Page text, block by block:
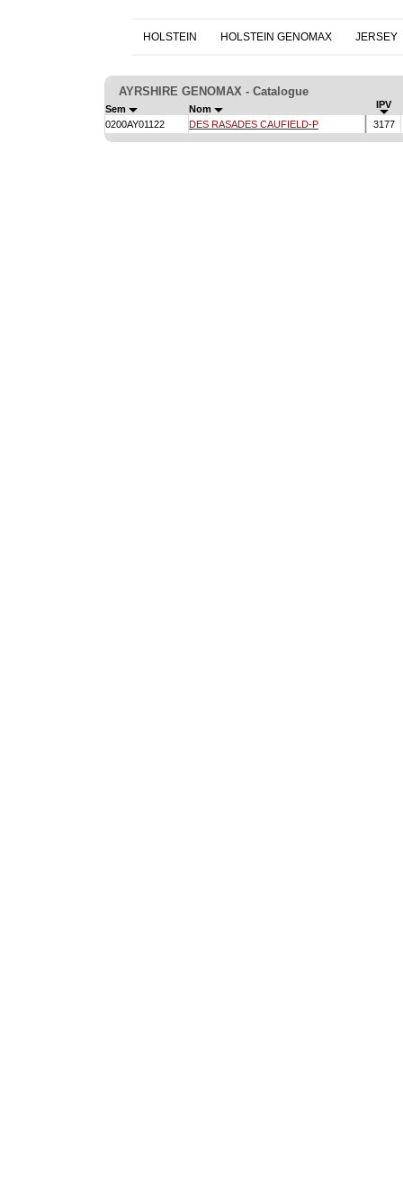
HOLSTEIN HOLSTEIN GENOMAX JERSEY
AYRSHIRE GENOMAX - Catalogue
Sem Nom
IPV
0200AY01122
DES RASADES CAUFIELD-P 3177